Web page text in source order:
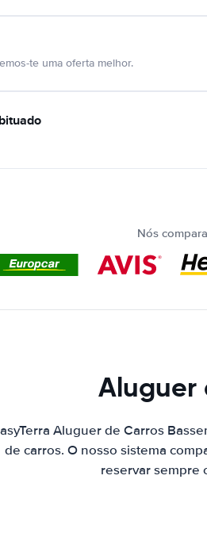
te uma oferta melhor.
Nós
Aluguer
Aluguer de Carros
de carros. O nosso sistema
reservar sempre